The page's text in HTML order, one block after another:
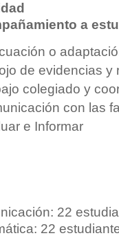
a
o
de evidencias y
colegiado y
con las
e Informar
22
22